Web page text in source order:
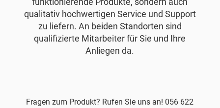
qualitativ hochwertigen Service und Support
zu liefern. An beiden Standorten sind
qualifizierte Mitarbeiter für Sie und Ihre
Anliegen da.
Fragen zum Produkt? Rufen Sie uns an! 056 622